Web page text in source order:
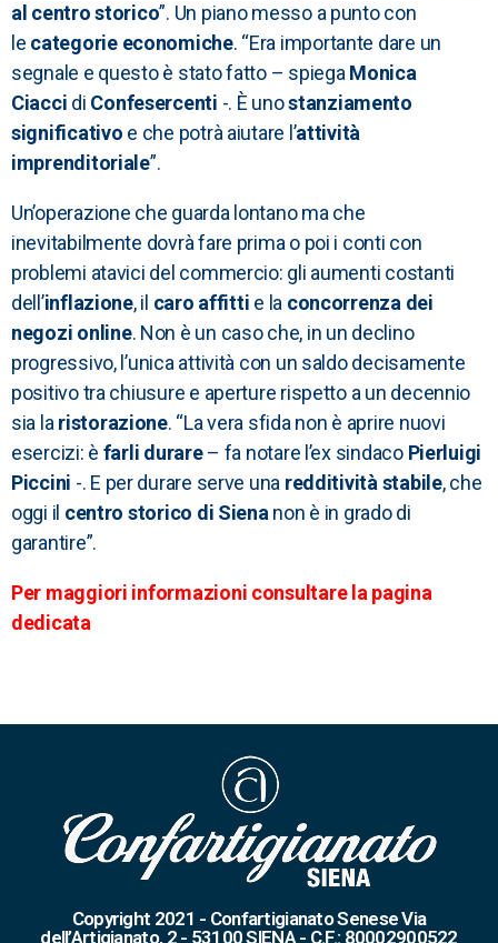
al centro storico”. Un piano messo a punto con
le categorie economiche. “Era importante dare un
segnale e questo è stato fatto – spiegaMonica
Ciacci di Confesercenti -. È unostanziamento
significativo e che potrà aiutare l’attività
imprenditoriale”.
Un’operazione che guarda lontano ma che
inevitabilmente dovrà fare prima o poi i conti con
problemi atavici del commercio: gli aumenti costanti
dell’inflazione, il caro affitti e la concorrenza dei
negozi online. Non è un caso che, in un declino
progressivo, l’unica attività con un saldo decisamente
positivo tra chiusure e aperture rispetto a un decennio
sia laristorazione. “La vera sfida non è aprire nuovi
esercizi: è farli durare– fa notare l’ex sindaco Pierluigi
Piccini -. E per durare serve una redditività stabile, che
oggi il centro storico di Sienanon è in grado di
garantire”.
Per maggiori informazioni consultare la pagina
dedicata
Copyright 2021 - Confartigianato Senese Via
dell’Artigianato, 2 - 53100 SIENA - C.F.: 80002900522